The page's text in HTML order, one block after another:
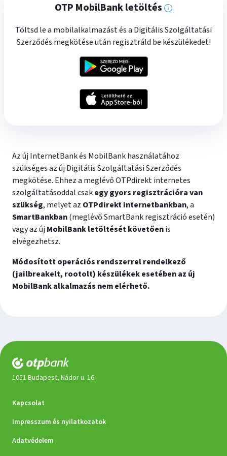
OTP MobilBank letöltés
További
információk
Töltsd le a mobilalkalmazást és a Digitális Szolgáltatási
Szerződés megkötése után regisztráld be készülékedet!
Az új InternetBank és MobilBank használatához
szükséges az új Digitális Szolgáltatási Szerződés
megkötése. Ehhez a meglévő OTPdirekt internetes
szolgáltatásoddal csakegy gyors regisztrációra van
szükség, melyet az OTPdirekt internetbankban, a
SmartBankban(meglévő SmartBank regisztráció esetén)
vagy az új MobilBank letöltését követőenis
elvégezhetsz.
Módosított operációs rendszerrel rendelkező
(jailbreakelt, rootolt) készülékek esetében az új
MobilBank alkalmazás nem elérhető.
1051 Budapest, Nádor u. 16.
Dokumentumok
Kapcsolat
Impresszum és nyilatkozatok
Adatvédelem